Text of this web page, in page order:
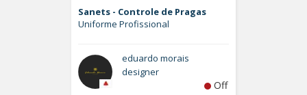
Sanets - Controle de Pragas
Uniforme Profissional
eduardo morais
designer
Off